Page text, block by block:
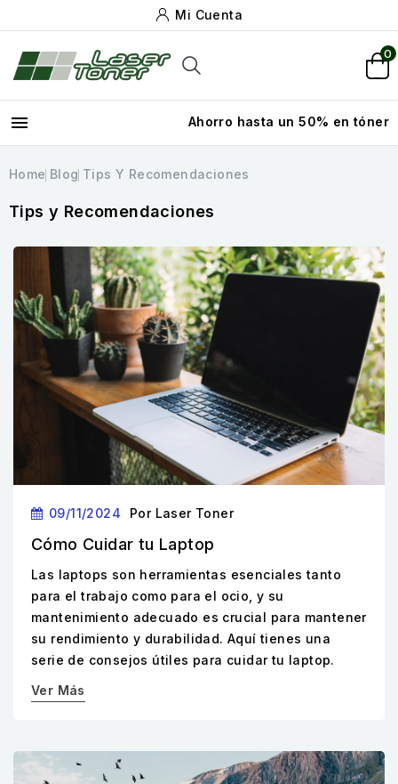
Mi Cuenta
0
 Ahorro hasta un 50% en tóner
Home Blog Tips Y Recomendaciones
Tips y Recomendaciones
09/11/2024 Por Laser Toner
Cómo Cuidar tu Laptop
Las laptops son herramientas esenciales tanto
para el trabajo como para el ocio, y su
mantenimiento adecuado es crucial para mantener
su rendimiento y durabilidad. Aquí tienes una
serie de consejos útiles para cuidar tu laptop.
Ver Más